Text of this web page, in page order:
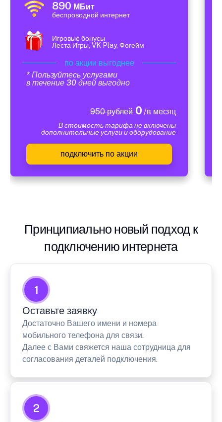
890 МБит
беспроводной интернет
Игровые бонусы
Леста Игры, VK Play, Фогейм
по акции выгоднее
* Пользуйтесь услугами
в течение 30 дней выгодно
950 рублей0 /в месяц
В стоимость тарифа не включены
дополнительные услуги и оборудование
подключить по акции
Принципиально новый подход к
подключению интернета
1
Оставьте заявку
Достаточно Вашего имени и номера
мобильного телефона для связи.
Далее с Вами свяжется наша сотрудница для
согласования деталей подключения.
2